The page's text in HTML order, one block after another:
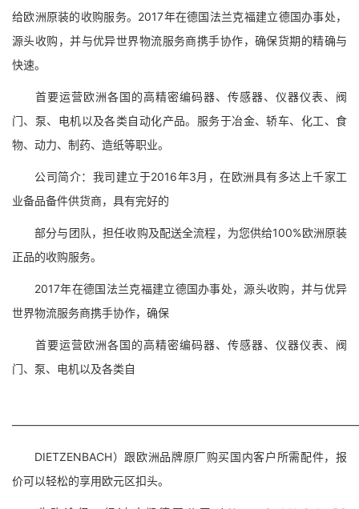
给欧洲原装的收购服务。2017年在德国法兰克福建立德国办事处，
源头收购，并与优异世界物流服务商携手协作，确保货期的精确与
快速。
首要运营欧洲各国的高精密编码器、传感器、仪器仪表、阀
门、泵、电机以及各类自动化产品。服务于冶金、轿车、化工、食
物、动力、制药、造纸等职业。
公司简介：我司建立于2016年3月，在欧洲具有多达上千家工
业备品备件供货商，具有完好的
部分与团队，担任收购及配送全流程，为您供给100%欧洲原装
正品的收购服务。
2017年在德国法兰克福建立德国办事处，源头收购，并与优异
世界物流服务商携手协作，确保
首要运营欧洲各国的高精密编码器、传感器、仪器仪表、阀
门、泵、电机以及各类自
DIETZENBACH）跟欧洲品牌原厂购买国内客户所需配件，报
价可以轻松的享用欧元区扣头。